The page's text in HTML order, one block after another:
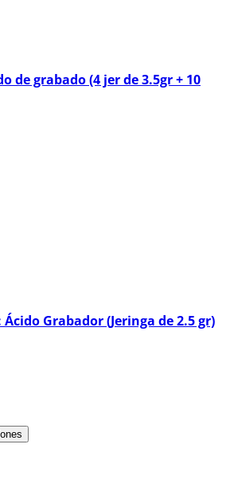
de grabado (4 jer de 3.5gr + 10
Grabador (Jeringa de 2.5 gr)